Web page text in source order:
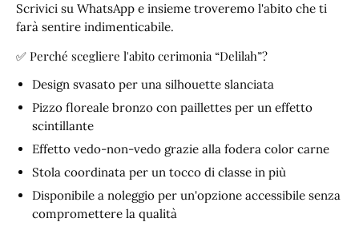
Scrivici su WhatsApp e insieme troveremo l'abito che ti
farà sentire indimenticabile.
✅ Perché scegliere l'abito cerimonia “Delilah”?
Design svasato per una silhouette slanciata
Pizzo floreale bronzo con paillettes per un effetto
scintillante
Effetto vedo-non-vedo grazie alla fodera color carne
Stola coordinata per un tocco di classe in più
Disponibile a noleggio per un'opzione accessibile senza
compromettere la qualità